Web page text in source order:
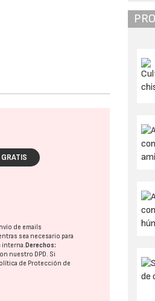
de emails
sea necesario para
interna. Derechos:
nuestro DPD. Si
de Protección de